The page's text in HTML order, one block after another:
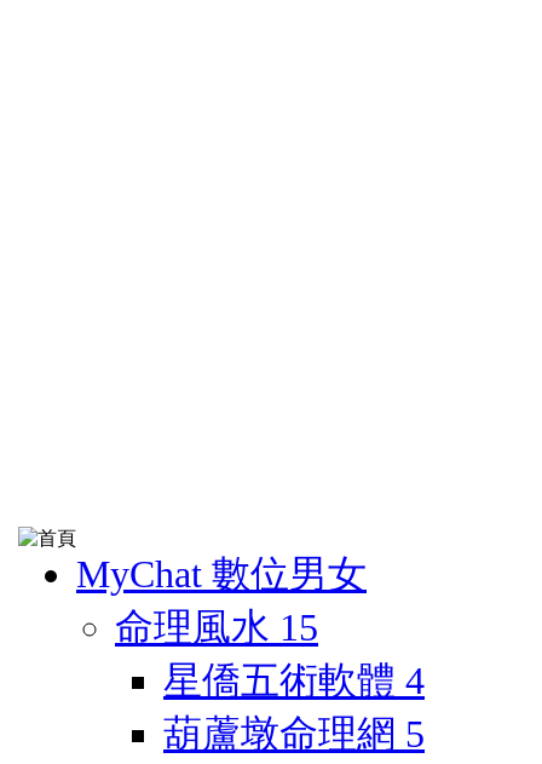
MyChat 數位男女
命理風水 15
星僑五術軟體 4
葫蘆墩命理網 5